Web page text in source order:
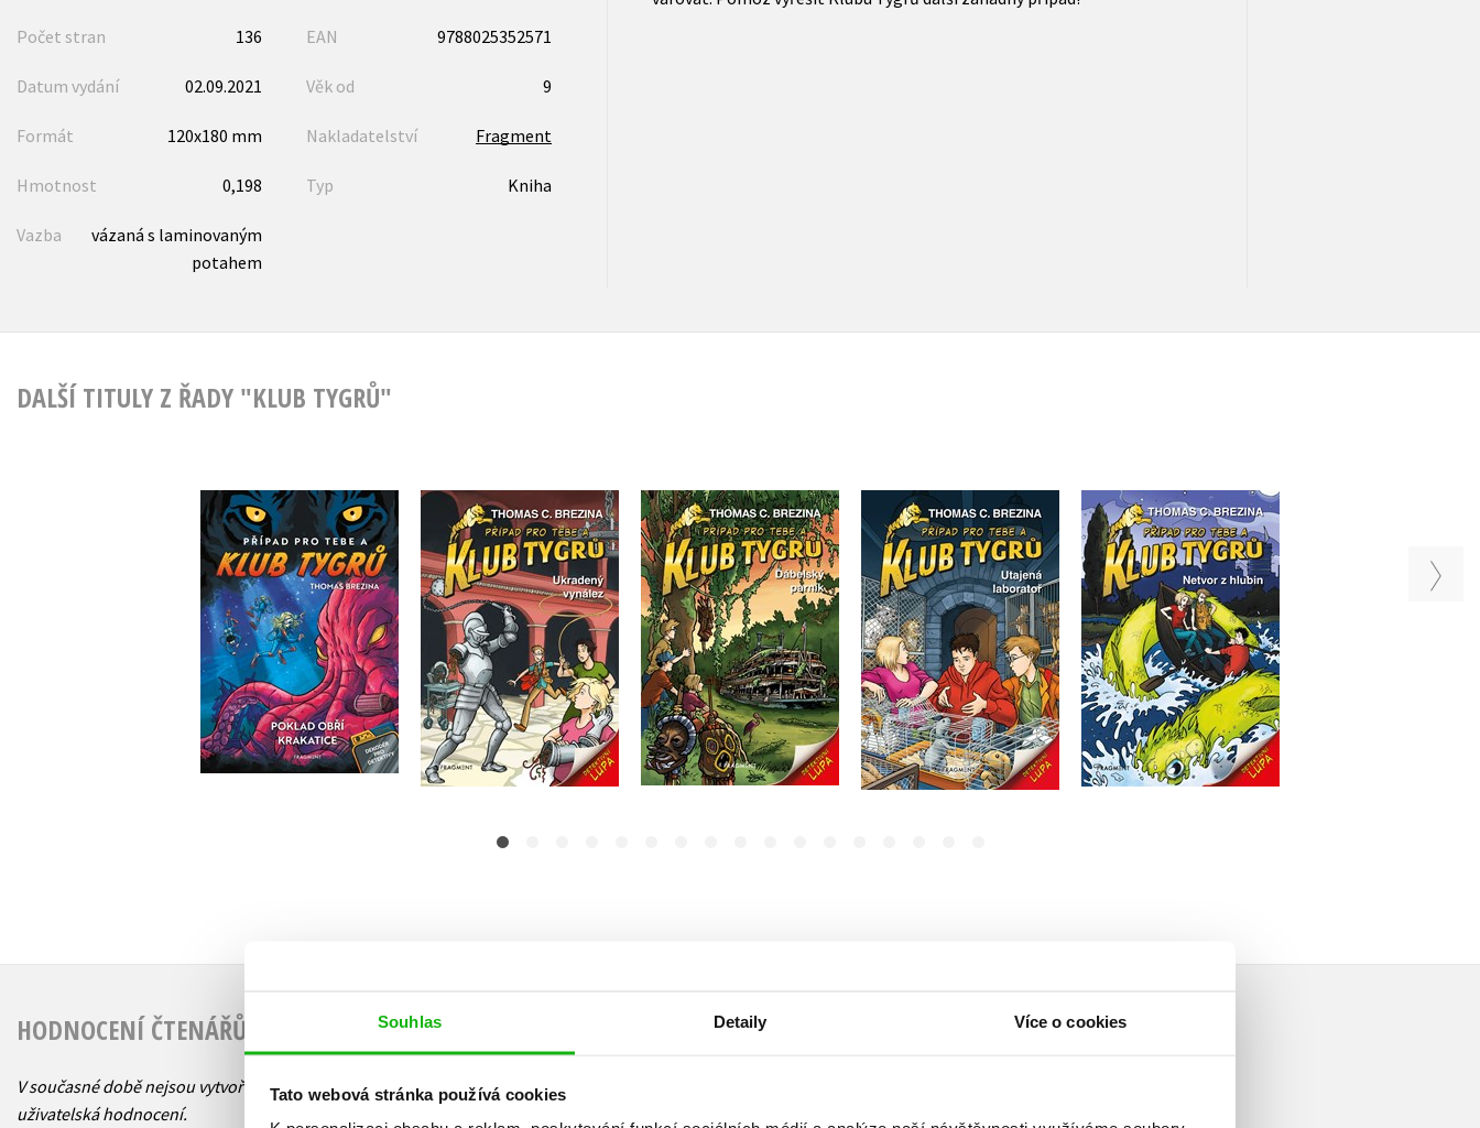
Souhlas Detaily Více o cookies
Tato webová stránka používá cookies
Počet stran 136 EAN 9788025352571
Datum vydání 02.09.2021 Věk od 9
Formát 120x180 mm Nakladatelství Fragment
Hmotnost 0,198 Typ Kniha
Vazba
vázaná s laminovaným
potahem
DALŠÍ TITULY Z ŘADY "KLUB TYGRŮ"
Klub Tygrů: Poklad obří
krakatice
Thomas Brezina
Do košíku
249 Kč
199 Kč
Klub Tygrů – Ukradený
vynález
Thomas Brezina
Do košíku
249 Kč
199 Kč
Klub Tygrů - Ďábelský
parník
Thomas Brezina
Do košíku
249 Kč
199 Kč
Klub Tygrů - Utajená
laboratoř
Thomas Brezina
Do košíku
249 Kč
199 Kč
Klub Tygrů - Netvor z
hlubin
Thomas Brezina
Do košíku
249 Kč
199 Kč
Thomas Brezina
HODNOCENÍ ČTENÁŘŮ
V současné době nejsou vytvořena žádná
uživatelská hodnocení.
Vaše hodnocení